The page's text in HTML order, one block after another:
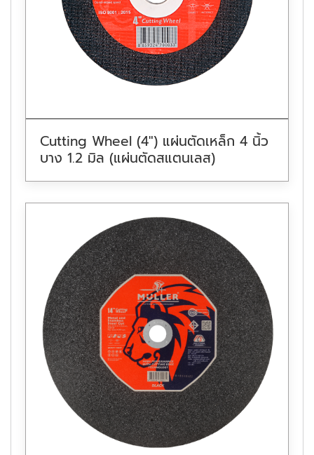
Cutting Wheel (4″) แผ่นตัดเหล็ก 4 นิ้ว
บาง 1.2 มิล (แผ่นตัดสแตนเลส)